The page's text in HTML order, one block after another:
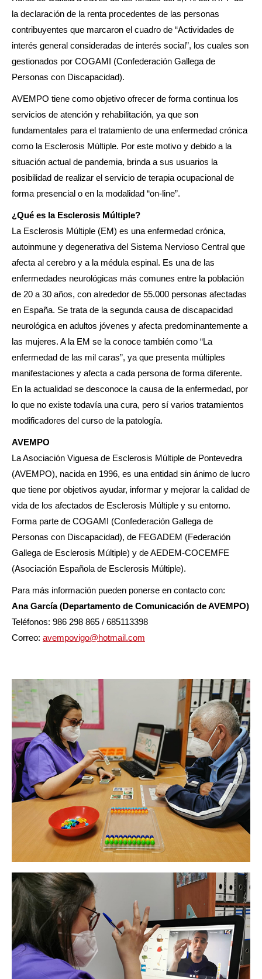
la declaración de la renta procedentes de las personas
contribuyentes que marcaron el cuadro de “Actividades de
interés general consideradas de interés social”, los cuales son
gestionados por COGAMI (Confederación Gallega de
Personas con Discapacidad).
AVEMPO tiene como objetivo ofrecer de forma continua los
servicios de atención y rehabilitación, ya que son
fundamentales para el tratamiento de una enfermedad crónica
como la Esclerosis Múltiple. Por este motivo y debido a la
situación actual de pandemia, brinda a sus usuarios la
posibilidad de realizar el servicio de terapia ocupacional de
forma presencial o en la modalidad “on-line”.
¿Qué es la Esclerosis Múltiple?
La Esclerosis Múltiple (EM) es una enfermedad crónica,
autoinmune y degenerativa del Sistema Nervioso Central que
afecta al cerebro y a la médula espinal. Es una de las
enfermedades neurológicas más comunes entre la población
de 20 a 30 años, con alrededor de 55.000 personas afectadas
en España. Se trata de la segunda causa de discapacidad
neurológica en adultos jóvenes y afecta predominantemente a
las mujeres. A la EM se la conoce también como “La
enfermedad de las mil caras”, ya que presenta múltiples
manifestaciones y afecta a cada persona de forma diferente.
En la actualidad se desconoce la causa de la enfermedad, por
lo que no existe todavía una cura, pero sí varios tratamientos
modificadores del curso de la patología.
AVEMPO
La Asociación Viguesa de Esclerosis Múltiple de Pontevedra
(AVEMPO), nacida en 1996, es una entidad sin ánimo de lucro
que tiene por objetivos ayudar, informar y mejorar la calidad de
vida de los afectados de Esclerosis Múltiple y su entorno.
Forma parte de COGAMI (Confederación Gallega de
Personas con Discapacidad), de FEGADEM (Federación
Gallega de Esclerosis Múltiple) y de AEDEM-COCEMFE
(Asociación Española de Esclerosis Múltiple).
Para más información pueden ponerse en contacto con:
Ana García (Departamento de Comunicación de AVEMPO)
Teléfonos: 986 298 865 / 685113398
Correo: avempovigo@hotmail.com